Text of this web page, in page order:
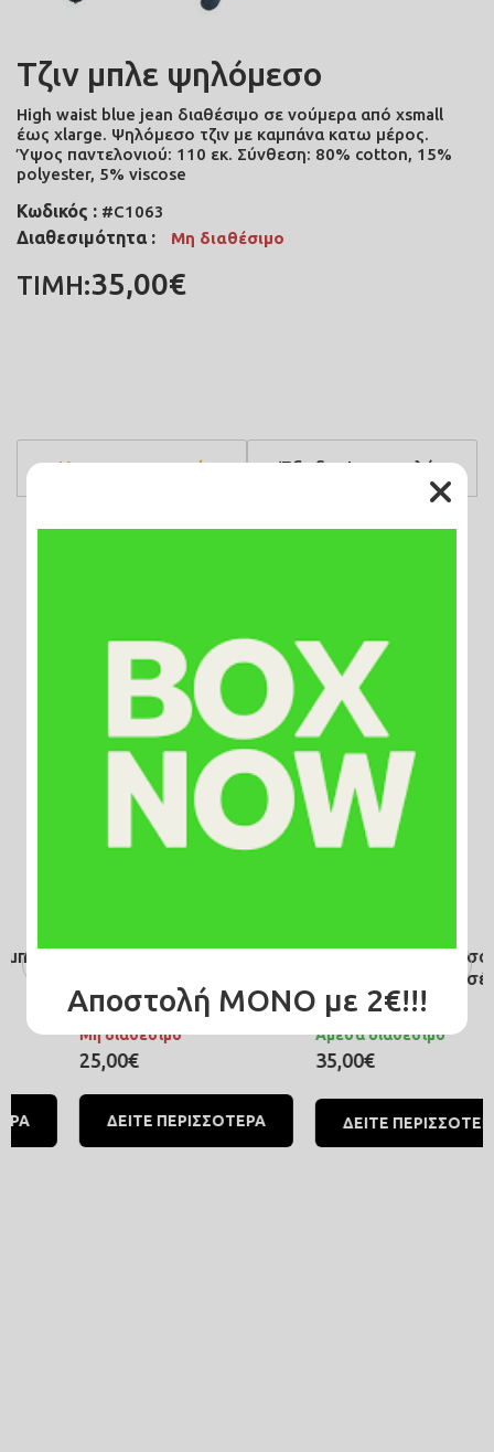
Τζιν μπλε ψηλόμεσο
High waist blue jean διαθέσιμο σε νούμερα από xsmall
έως xlarge. Ψηλόμεσο τζιν με καμπάνα κατω μέρος.
Ύψος παντελονιού: 110 εκ. Σύνθεση: 80% cotton, 15%
polyester, 5% viscose
Κωδικός : #C1063
Διαθεσιμότητα : Μη διαθέσιμο
ΤΙΜΗ:35,00€
Χαρακτηριστικά Έξοδα Αποστολής
Σχετικά Προϊόντα
Παντελόνι λεοπάρ ροζ
#C1124
Μη διαθέσιμο
25,00€
ΔΕΙΤΕ ΠΕΡΙΣΣΟΤΕΡΑ
ΝΕΟ
Τζιν μπλε ψηλόμεσο με
#C1123
Άμεσα διαθέσιμο
35,00€
ΔΕΙΤΕ ΠΕΡΙΣΣΟΤΕΡΑ
Αποστολή ΜΟΝΟ με 2€!!!